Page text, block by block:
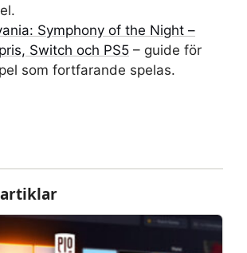
Symphony of the Night –
Switch och PS5 – guide för
som fortfarande spelas.
artiklar